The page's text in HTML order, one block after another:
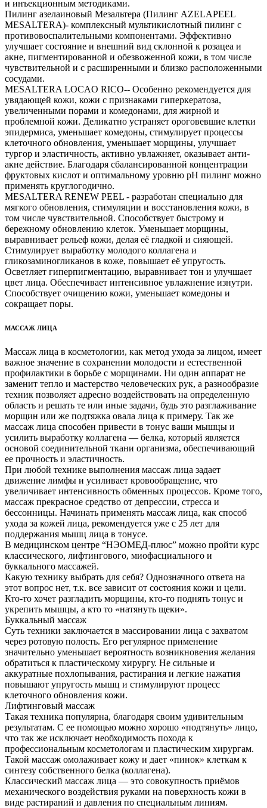
и инъекционным методиками.
Пилинг азелаиновый Мезальтера (Пилинг AZELAPEEL
MESALTERA)- комплексный мультикислотный пилинг с
противовоспалительными компонентами. Эффективно
улучшает состояние и внешний вид склонной к розацеа и
акне, пигментированной и обезвоженной кожи, в том числе
чувствительной и с расширенными и близко расположенными
сосудами.
MESALTERA LOCAO RICO-- Особенно рекомендуется для
увядающей кожи, кожи с признаками гиперкератоза,
увеличенными порами и комедонами, для жирной и
проблемной кожи. Деликатно устраняет ороговевшие клетки
эпидермиса, уменьшает комедоны, стимулирует процессы
клеточного обновления, уменьшает морщины, улучшает
тургор и эластичность, активно увлажняет, оказывает aнти-
акне действие. Благодаря сбалансированной концентрации
фруктовых кислот и оптимальному уровню рН пилинг можно
применять круглогодично.
MESALTERA RENEW PEEL - разработан специально для
мягкого обновления, стимуляции и восстановления кожи, в
том числе чувствительной. Способствует быстрому и
бережному обновлению клеток. Уменьшает морщины,
выравнивает рельеф кожи, делая её гладкой и сияющей.
Стимулирует выработку молодого коллагена и
гликозаминогликанов в коже, повышает её упругость.
Осветляет гиперпигментацию, выравнивает тон и улучшает
цвет лица. Обеспечивает интенсивное увлажнение изнутри.
Способствует очищению кожи, уменьшает комедоны и
сокращает поры.
МАССАЖ ЛИЦА
Массаж лица в косметологии, как метод ухода за лицом, имеет
важное значение в сохранении молодости и естественной
профилактики в борьбе с морщинами. Ни один аппарат не
заменит тепло и мастерство человеческих рук, а разнообразие
техник позволяет адресно воздействовать на определенную
область и решать те или иные задачи, будь это разглаживание
морщин или же подтяжка овала лица к примеру. Так же
массаж лица способен привести в тонус ваши мышцы и
усилить выработку коллагена — белка, который является
основой соединительной ткани организма, обеспечивающий
ее прочность и эластичность.
При любой технике выполнения массаж лица задает
движение лимфы и усиливает кровообращение, что
увеличивает интенсивность обменных процессов. Кроме того,
массаж прекрасное средство от депрессии, стресса и
бессонницы. Начинать применять массаж лица, как способ
ухода за кожей лица, рекомендуется уже с 25 лет для
поддержания мышц лица в тонусе.
В медицинском центре “НЭОМЕД-плюс” можно пройти курс
классического, лифтингового, миофасциального и
буккального массажей.
Какую технику выбрать для себя? Однозначного ответа на
этот вопрос нет, т.к. все зависит от состояния кожи и цели.
Кто-то хочет разгладить морщины, кто-то поднять тонус и
укрепить мышцы, а кто то «натянуть щеки».
Буккальный массаж
Суть техники заключается в массировании лица с захватом
через ротовую полость. Его регулярное применение
значительно уменьшает вероятность возникновения желания
обратиться к пластическому хирургу. Не сильные и
аккуратные похлопывания, растирания и легкие нажатия
повышают упругость мышц и стимулируют процесс
клеточного обновления кожи.
Лифтинговый массаж
Такая техника популярна, благодаря своим удивительным
результатам. С ее помощью можно хорошо «подтянуть» лицо,
что так же исключает необходимость похода к
профессиональным косметологам и пластическим хирургам.
Такой массаж омолаживает кожу и дает «пинок» клеткам к
синтезу собственного белка (коллагена).
Классический массаж лица — это совокупность приёмов
механического воздействия руками на поверхность кожи в
виде растираний и давления по специальным линиям.